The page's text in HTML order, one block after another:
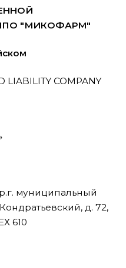
"МИКОФАРМ"
LIABILITY COMPANY
муниципальный
д. 72,
610